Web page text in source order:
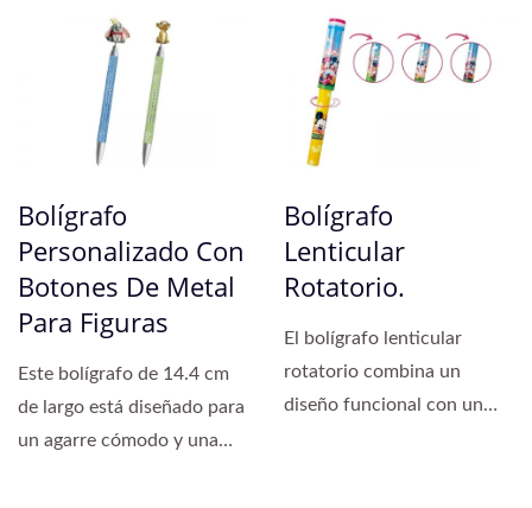
Bolígrafo
Personalizado Con
Botones De Metal
Para Figuras
Este bolígrafo de 14.4 cm
de largo está diseñado para
un agarre cómodo y una
Bolígrafo
Lenticular
Rotatorio.
El bolígrafo lenticular
rotatorio combina un
diseño funcional con un